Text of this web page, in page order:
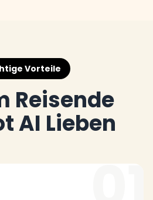
Vorteile
Reisende
AI Lieben